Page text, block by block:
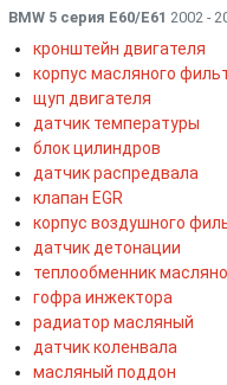
BMW 5 серия E60/E61 2002 -
кронштейн двигателя
корпус масляного
щуп двигателя
датчик температуры
блок цилиндров
датчик распредвала
клапан EGR
корпус воздушного
датчик детонации
теплообменник
гофра инжектора
радиатор масляный
датчик коленвала
масляный поддон